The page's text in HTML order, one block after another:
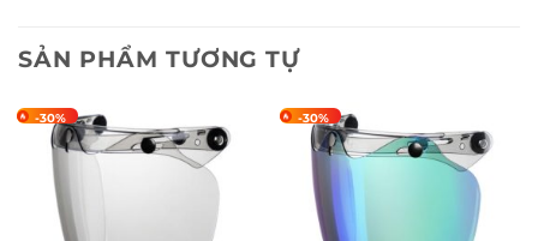
SẢN PHẨM TƯƠNG TỰ
-30% -30%